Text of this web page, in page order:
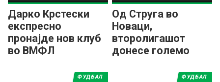
Дарко Крстески
експресно
пронајде нов клуб
во ВМФЛ
Од Струга во
Новаци,
второлигашот
донесе големо
средниот ред!
ФУДБАЛ ФУДБАЛ